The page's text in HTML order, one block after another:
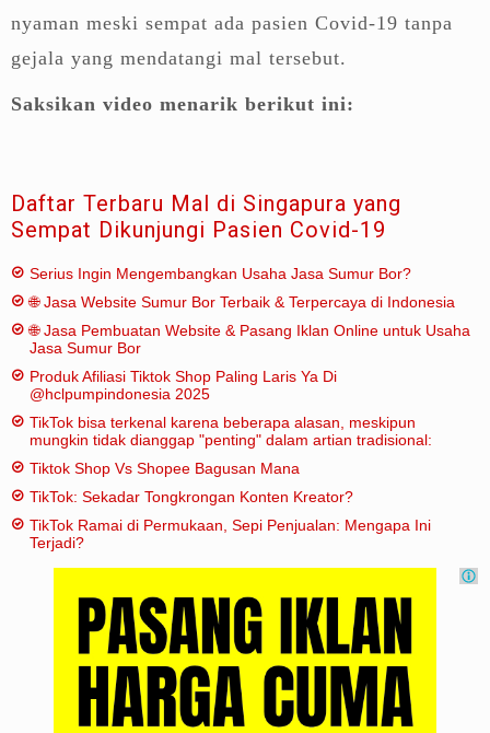
nyaman meski sempat ada pasien Covid-19 tanpa
gejala yang mendatangi mal tersebut.
Saksikan video menarik berikut ini:
Daftar Terbaru Mal di Singapura yang
Sempat Dikunjungi Pasien Covid-19
Serius Ingin Mengembangkan Usaha Jasa Sumur Bor?
🌐 Jasa Website Sumur Bor Terbaik & Terpercaya di Indonesia
🌐 Jasa Pembuatan Website & Pasang Iklan Online untuk Usaha
Jasa Sumur Bor
Produk Afiliasi Tiktok Shop Paling Laris Ya Di
@hclpumpindonesia 2025
TikTok bisa terkenal karena beberapa alasan, meskipun
mungkin tidak dianggap "penting" dalam artian tradisional:
Tiktok Shop Vs Shopee Bagusan Mana
TikTok: Sekadar Tongkrongan Konten Kreator?
TikTok Ramai di Permukaan, Sepi Penjualan: Mengapa Ini
Terjadi?